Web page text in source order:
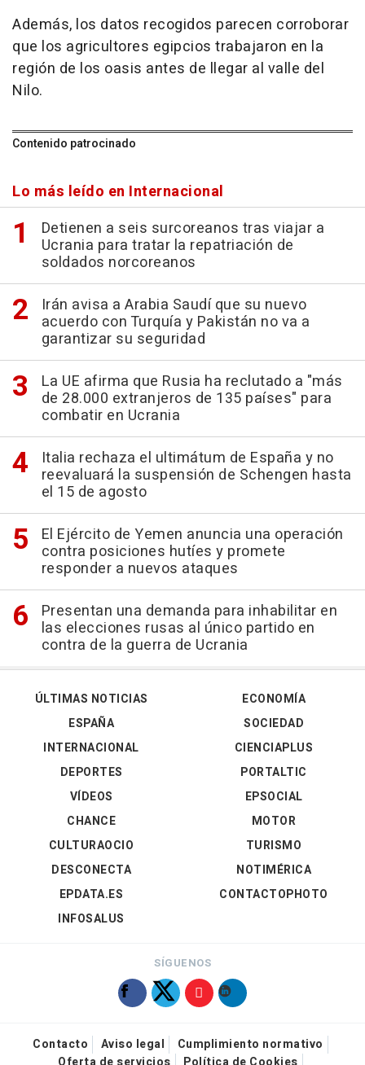
Además, los datos recogidos parecen corroborar
que los agricultores egipcios trabajaron en la
región de los oasis antes de llegar al valle del
Nilo.
Contenido patrocinado
Lo más leído en Internacional
Detienen a seis surcoreanos tras viajar a
Ucrania para tratar la repatriación de
soldados norcoreanos
Irán avisa a Arabia Saudí que su nuevo
acuerdo con Turquía y Pakistán no va a
garantizar su seguridad
La UE afirma que Rusia ha reclutado a "más
de 28.000 extranjeros de 135 países" para
combatir en Ucrania
Italia rechaza el ultimátum de España y no
reevaluará la suspensión de Schengen hasta
el 15 de agosto
El Ejército de Yemen anuncia una operación
contra posiciones hutíes y promete
responder a nuevos ataques
Presentan una demanda para inhabilitar en
las elecciones rusas al único partido en
contra de la guerra de Ucrania
ÚLTIMAS NOTICIAS
ESPAÑA
INTERNACIONAL
DEPORTES
VÍDEOS
ECONOMÍA
SOCIEDAD
CIENCIAPLUS
PORTALTIC
EPSOCIAL
CHANCE
CULTURAOCIO
DESCONECTA
EPDATA.ES
INFOSALUS
MOTOR
TURISMO
NOTIMÉRICA
CONTACTOPHOTO
SÍGUENOS
Contacto Aviso legal
Cumplimiento normativo